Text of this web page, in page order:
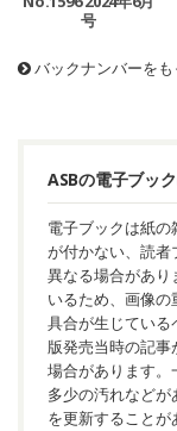
号
バックナンバーを
ASBの電子ブッ
電子ブックは紙
が付かない、読
異なる場合があり
いるため、画像
具合が生じてい
版発売当時の記
場合があります。
多少の汚れなど
を更新することが